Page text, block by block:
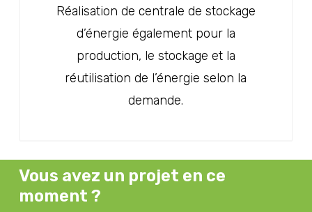
Réalisation de centrale de stockage
d’énergie également pour la
production, le stockage et la
réutilisation de l’énergie selon la
demande.
Vous avez un projet en ce
moment ?